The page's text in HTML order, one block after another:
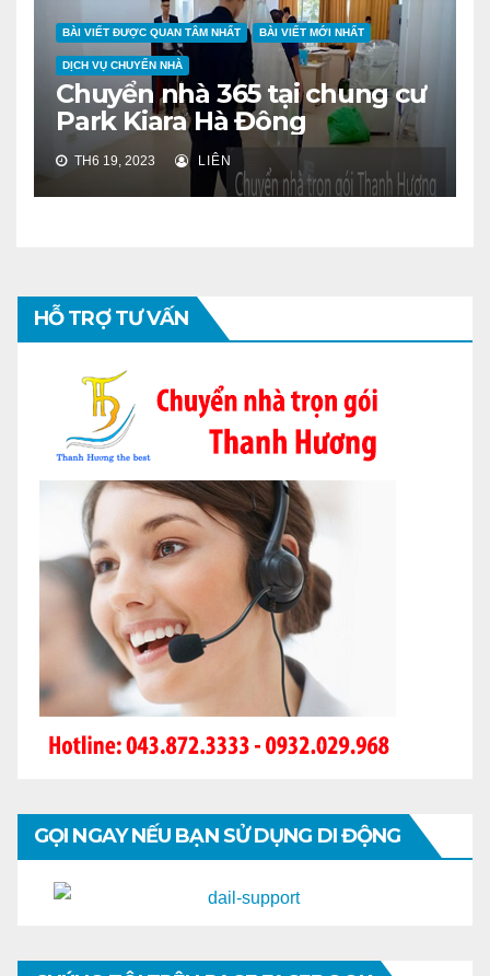
BÀI VIẾT ĐƯỢC QUAN TÂM NHẤT BÀI VIẾT MỚI NHẤT
DỊCH VỤ CHUYỂN NHÀ
Chuyển nhà 365 tại chung cư
Park Kiara Hà Đông
TH6 19, 2023 LIÊN
HỖ TRỢ TƯ VẤN
GỌI NGAY NẾU BẠN SỬ DỤNG DI ĐỘNG